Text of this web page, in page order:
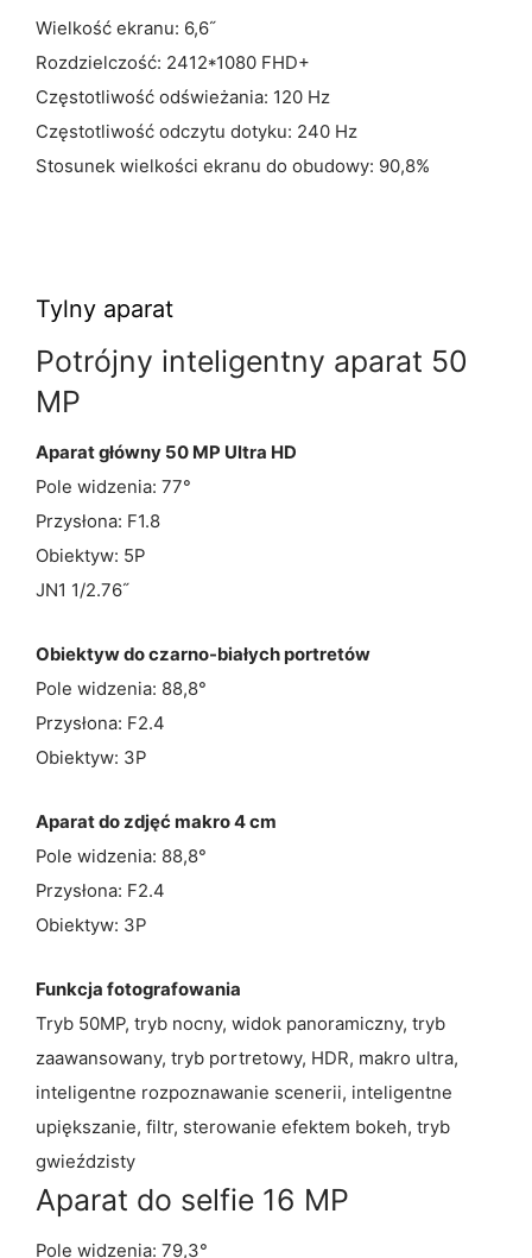
Wielkość ekranu: 6,6˝
Rozdzielczość: 2412*1080 FHD+
Częstotliwość odświeżania: 120 Hz
Częstotliwość odczytu dotyku: 240 Hz
Stosunek wielkości ekranu do obudowy: 90,8%
Tylny aparat
Potrójny inteligentny aparat 50
MP
Aparat główny 50 MP Ultra HD
Pole widzenia: 77°
Przysłona: F1.8
Obiektyw: 5P
JN1 1/2.76˝
Obiektyw do czarno-białych portretów
Pole widzenia: 88,8°
Przysłona: F2.4
Obiektyw: 3P
Aparat do zdjęć makro 4 cm
Pole widzenia: 88,8°
Przysłona: F2.4
Obiektyw: 3P
Funkcja fotografowania
Tryb 50MP, tryb nocny, widok panoramiczny, tryb
zaawansowany, tryb portretowy, HDR, makro ultra,
inteligentne rozpoznawanie scenerii, inteligentne
upiększanie, filtr, sterowanie efektem bokeh, tryb
gwieździsty
Aparat do selfie 16 MP
Pole widzenia: 79,3°